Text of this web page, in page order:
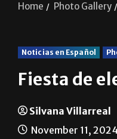
Home Photo Gallery
Noticias en Español
Fiesta de
Silvana Villarreal
November 11,